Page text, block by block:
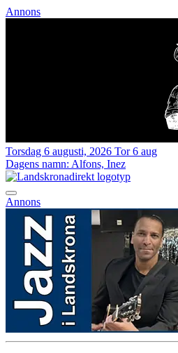
Annons
Torsdag 6 augusti, 2026 Tor 6 aug
Dagens namn: Alfons, Inez
Annons